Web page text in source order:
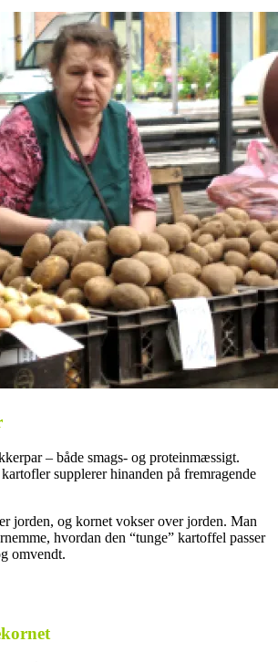
– både smags- og proteinmæssigt.
supplerer hinanden på fremragende
jorden, og kornet vokser over jorden. Man
hvordan den “tunge” kartoffel passer
omvendt.